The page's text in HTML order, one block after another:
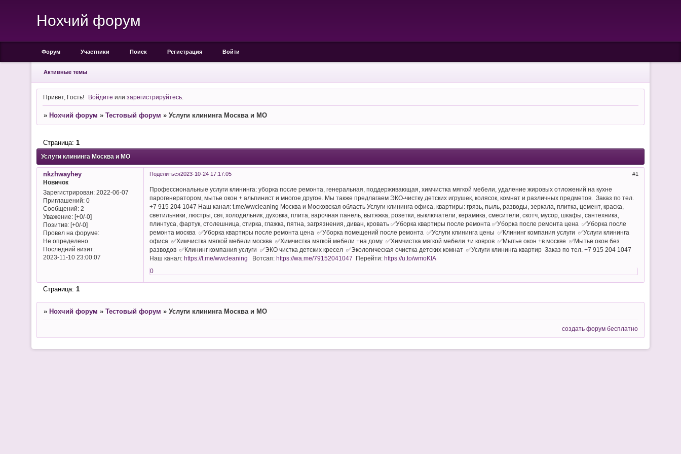
Нохчий форум
Форум Участники Поиск Регистрация Войти
Активные темы
Привет, Гость! Войдите илизарегистрируйтесь
» Нохчий форум » Тестовый форум » Услуги клининга Москва и МО
Услуги клининга Москва и МО
Страница: 1
Поделиться 1
2023-10-24 17:17:05
nkzhwayhey
Новичок
Зарегистрирован: 2022-06-07
Приглашений:0
Сообщений:2
Уважение: [+0/-0]
Позитив: [+0/-0]
Провел на форуме:
Не определено
Последний визит:
2023-11-10 23:00:07
Профессиональные услуги клининга: уборка после ремонта, генеральная, поддерживающая, химчистка мягкой мебели, удаление жировых отложений на кухне
парогенератором, мытье окон + альпинист и многое другое. Мы также предлагаем ЭКО-чистку детских игрушек, колясок, комнат и различных предметов. Заказ по тел.
+7 915 204 1047 Наш канал: t.me/wwcleaning Москва и Московская область Услуги клининга офиса, квартиры: грязь, пыль, разводы, зеркала, плитка, цемент, краска,
светильники, люстры, свч, холодильник, духовка, плита, варочная панель, вытяжка, розетки, выключатели, керамика, смесители, скотч, мусор, шкафы, сантехника,
плинтуса, фартук, столешница, стирка, глажка, пятна, загрязнения, диван, кровать ✅Уборка квартиры после ремонта ✅Уборка после ремонта цена ✅Уборка после
ремонта москва ✅Уборка квартиры после ремонта цена ✅Уборка помещений после ремонта ✅Услуги клининга цены ✅Клининг компания услуги ✅Услуги клининга
офиса ✅Химчистка мягкой мебели москва ✅Химчистка мягкой мебели +на дому ✅Химчистка мягкой мебели +и ковров ✅Мытье окон +в москве ✅Мытье окон без
разводов ✅Клининг компания услуги ✅ЭКО чистка детских кресел ✅Экологическая очистка детских комнат ✅Услуги клининга квартир Заказ по тел. +7 915 204 1047
Наш канал:https://t.me/wwcleaning Вотсап:https://wa.me/79152041047 Перейти:https://u.to/wmoKIA
0
Страница: 1
» Нохчий форум » Тестовый форум » Услуги клининга Москва и МО
создать форум бесплатно